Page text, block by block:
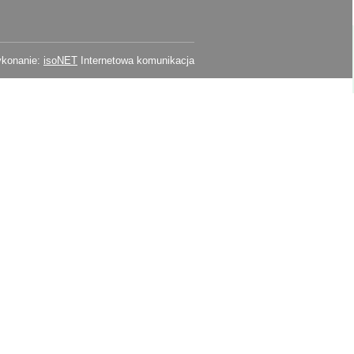
isoNET Internetowa komunikacja